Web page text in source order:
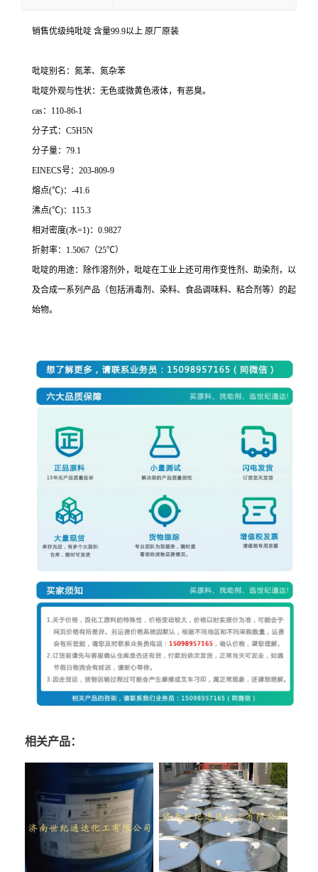
销售优级纯吡啶 含量99.9以上 原厂原装
吡啶别名：氮苯、氮杂苯
吡啶外观与性状：无色或微黄色液体，有恶臭。
cas：110-86-1
分子式：C5H5N
分子量：79.1
EINECS号：203-809-9
熔点(℃)：-41.6
沸点(℃)：115.3
相对密度(水=1)：0.9827
折射率：1.5067（25℃）
吡啶的用途：除作溶剂外，吡啶在工业上还可用作变性剂、助染剂，以
及合成一系列产品（包括消毒剂、染料、食品调味料、粘合剂等）的起
始物。
相关产品：